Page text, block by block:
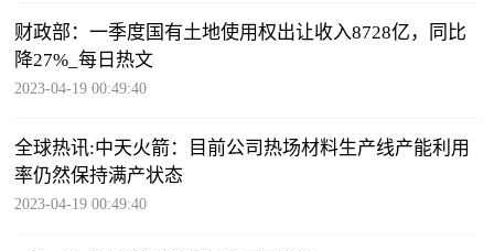
财政部：一季度国有土地使用权出让收入8728亿，同比
降27%_每日热文
2023-04-19 00:49:40
全球热讯:中天火箭：目前公司热场材料生产线产能利用
率仍然保持满产状态
2023-04-19 00:49:40